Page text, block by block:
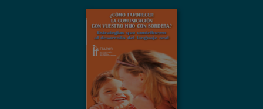
¿CÓMO
FAVORECER LA
COMUNICACIÓN
CON VUESTRO
HIJO CON
SORDERA?
ESTRATEGIAS
QUE
CONTRIBUYEN AL
DESARROLLO DEL
LENGUAJE ORAL